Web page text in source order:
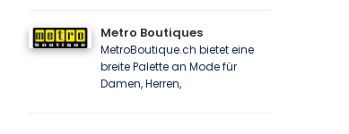
Metro Boutiques
MetroBoutique.ch bietet eine
breite Palette an Mode für
Damen, Herren,